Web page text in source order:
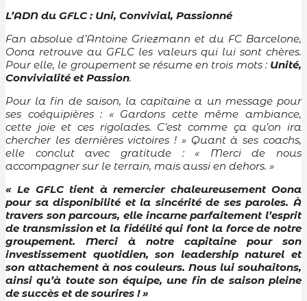
L’ADN du GFLC : Uni, Convivial, Passionné
Fan absolue d’Antoine Griezmann et du FC Barcelone,
Oona retrouve au GFLC les valeurs qui lui sont chères.
Pour elle, le groupement se résume en trois mots : Unité,
Convivialité et Passion.
Pour la fin de saison, la capitaine a un message pour
ses coéquipières : « Gardons cette même ambiance,
cette joie et ces rigolades. C’est comme ça qu’on ira
chercher les dernières victoires ! » Quant à ses coachs,
elle conclut avec gratitude : « Merci de nous
accompagner sur le terrain, mais aussi en dehors. »
« Le GFLC tient à remercier chaleureusement Oona
pour sa disponibilité et la sincérité de ses paroles. À
travers son parcours, elle incarne parfaitement l’esprit
de transmission et la fidélité qui font la force de notre
groupement. Merci à notre capitaine pour son
investissement quotidien, son leadership naturel et
son attachement à nos couleurs. Nous lui souhaitons,
ainsi qu’à toute son équipe, une fin de saison pleine
de succès et de sourires ! »